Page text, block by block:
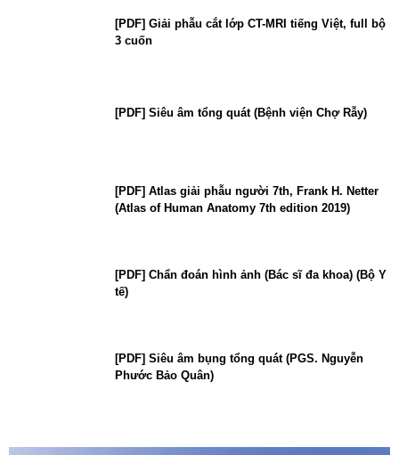
[PDF] Giải phẫu cắt lớp CT-MRI tiếng Việt, full bộ
3 cuốn
[PDF] Siêu âm tổng quát (Bệnh viện Chợ Rẫy)
[PDF] Atlas giải phẫu người 7th, Frank H. Netter
(Atlas of Human Anatomy 7th edition 2019)
[PDF] Chẩn đoán hình ảnh (Bác sĩ đa khoa) (Bộ Y
tế)
[PDF] Siêu âm bụng tổng quát (PGS. Nguyễn
Phước Bảo Quân)